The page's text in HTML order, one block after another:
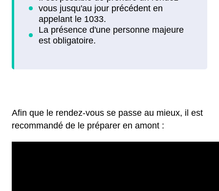
Afin que le rendez-vous se passe au mieux, il est
recommandé de le préparer en amont :